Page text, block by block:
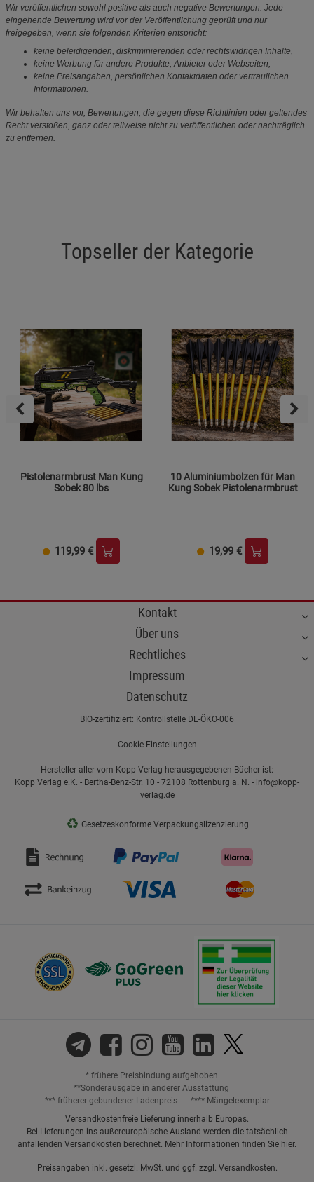
Wir veröffentlichen sowohl positive als auch negative Bewertungen. Jede
eingehende Bewertung wird vor der Veröffentlichung geprüft und nur
freigegeben, wenn sie folgenden Kriterien entspricht:
keine beleidigenden, diskriminierenden oder rechtswidrigen Inhalte,
keine Werbung für andere Produkte, Anbieter oder Webseiten,
keine Preisangaben, persönlichen Kontaktdaten oder vertraulichen
Informationen.
Wir behalten uns vor, Bewertungen, die gegen diese Richtlinien oder geltendes
Recht verstoßen, ganz oder teilweise nicht zu veröffentlichen oder nachträglich
zu entfernen.
Topseller der Kategorie
Pistolenarmbrust Man Kung
Sobek 80 lbs
119,99 €
10 Aluminiumbolzen für Man
Kung Sobek Pistolenarmbrust
19,99 €
Kontakt
Über uns
Rechtliches
Impressum
Datenschutz
BIO-zertifiziert: Kontrollstelle DE-ÖKO-006
Cookie-Einstellungen
Hersteller aller vom Kopp Verlag herausgegebenen Bücher ist:
Kopp Verlag e.K. - Bertha-Benz-Str. 10 - 72108 Rottenburg a. N. - info@kopp-
verlag.de
♻ Gesetzeskonforme Verpackungslizenzierung
* frühere Preisbindung aufgehoben
**Sonderausgabe in anderer Ausstattung
*** früherer gebundener Ladenpreis
**** Mängelexemplar
Versandkostenfreie Lieferung innerhalb Europas.
Bei Lieferungen ins außereuropäische Ausland werden die tatsächlich
anfallenden Versandkosten berechnet. Mehr Informationen finden Sie hier.
Preisangaben inkl. gesetzl. MwSt. und ggf. zzgl. Versandkosten.